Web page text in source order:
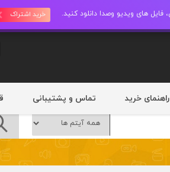
خرید اشتراک
راهنمای خرید تماس و پشتیبانی